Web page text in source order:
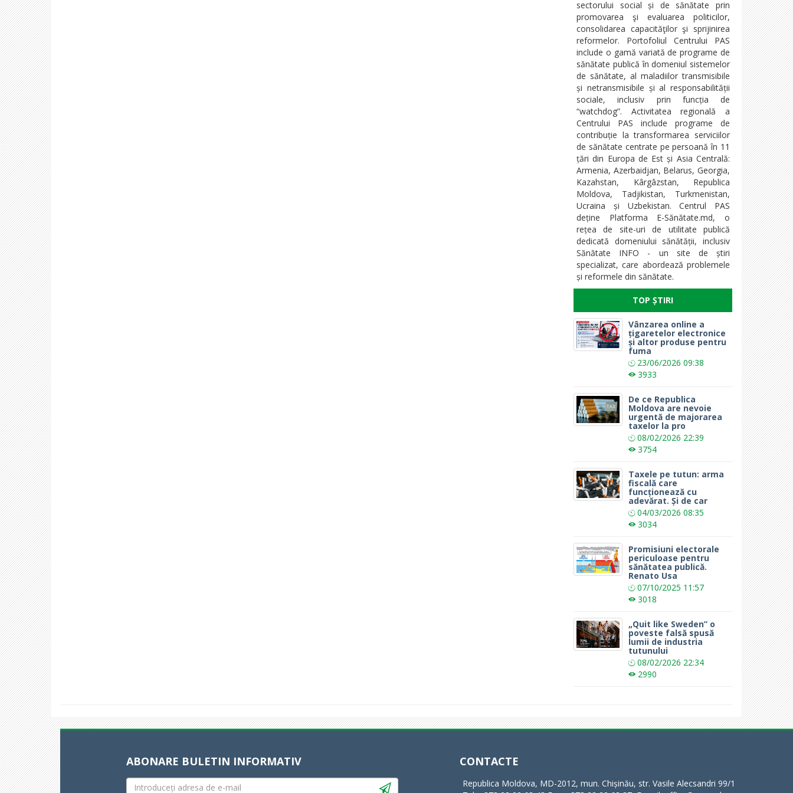
sectorului social și de sănătate prin
promovarea şi evaluarea politicilor,
consolidarea capacităţilor şi sprijinirea
reformelor. Portofoliul Centrului PAS
include o gamă variată de programe de
sănătate publică în domeniul sistemelor
de sănătate, al maladiilor transmisibile
și netransmisibile și al responsabilității
sociale, inclusiv prin funcția de
“watchdog”. Activitatea regională a
Centrului PAS include programe de
contribuție la transformarea serviciilor
de sănătate centrate pe persoană în 11
țări din Europa de Est și Asia Centrală:
Armenia, Azerbaidjan, Belarus, Georgia,
Kazahstan, Kârgâzstan, Republica
Moldova, Tadjikistan, Turkmenistan,
Ucraina și Uzbekistan. Centrul PAS
deține Platforma E-Sănătate.md, o
rețea de site-uri de utilitate publică
dedicată domeniului sănătății, inclusiv
Sănătate INFO - un site de știri
specializat, care abordează problemele
și reformele din sănătate.
TOP ȘTIRI
Vânzarea online a
țigaretelor electronice
și altor produse pentru
fuma
23/06/2026 09:38
3933
De ce Republica
Moldova are nevoie
urgentă de majorarea
taxelor la pro
08/02/2026 22:39
3754
Taxele pe tutun: arma
fiscală care
funcționează cu
adevărat. Și de car
04/03/2026 08:35
3034
Promisiuni electorale
periculoase pentru
sănătatea publică.
Renato Usa
07/10/2025 11:57
3018
„Quit like Sweden” o
poveste falsă spusă
lumii de industria
tutunului
08/02/2026 22:34
2990
ABONARE BULETIN INFORMATIV CONTACTE
Republica Moldova, MD-2012, mun. Chișinău, str. Vasile Alecsandri 99/1